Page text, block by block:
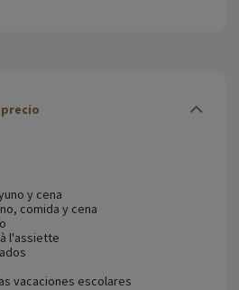
y cena
comida y cena
l'assiette
vacaciones escolares